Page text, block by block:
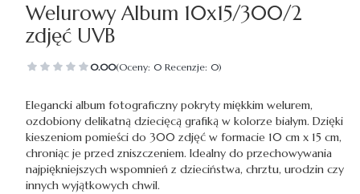
Welurowy Album 10x15/300/2
zdjęć UVB
0.00(Oceny: 0 Recenzje: 0)
Elegancki album fotograficzny pokryty miękkim welurem,
ozdobiony delikatną dziecięcą grafiką w kolorze białym. Dzięki
kieszeniom pomieści do 300 zdjęć w formacie 10 cm x 15 cm,
chroniąc je przed zniszczeniem. Idealny do przechowywania
najpiękniejszych wspomnień z dzieciństwa, chrztu, urodzin czy
innych wyjątkowych chwil.